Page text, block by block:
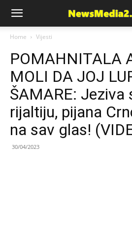
News
Media
Home Vijesti
POMAHNITALA
MOLI DA JOJ
ŠAMARE: Jeziva
rijaltiju, pijana
na sav glas!
30/04/2023